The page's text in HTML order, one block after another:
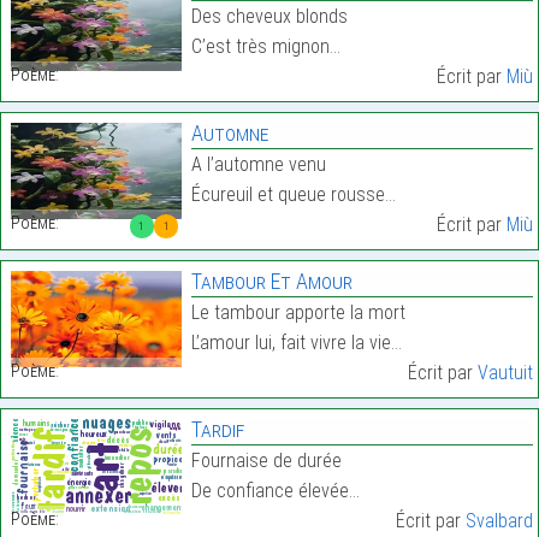
Poème:
Des cheveux blonds
C’est très mignon…
Écrit par Miù
1 1
Poème:
Automne
A l’automne venu
Écureuil et queue rousse…
Écrit par Miù
Poème:
Tambour Et Amour
Le tambour apporte la mort
L’amour lui, fait vivre la vie…
Écrit par Vautuit
Poème:
Tardif
Fournaise de durée
De confiance élevée…
Écrit par Svalbard